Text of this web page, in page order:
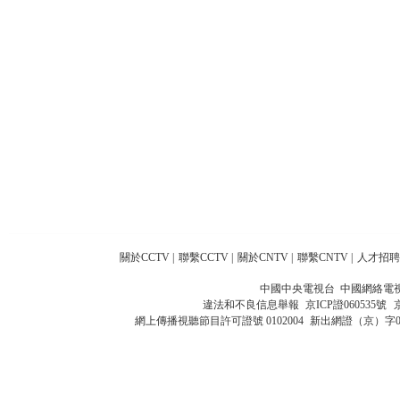
關於CCTV 聯繫CCTV 關於CNTV 聯繫CNTV 人才招聘
中國中央電視台 中國網絡電
違法和不良信息舉報 京ICP證060535號
網上傳播視聽節目許可證號 0102004 新出網證（京）